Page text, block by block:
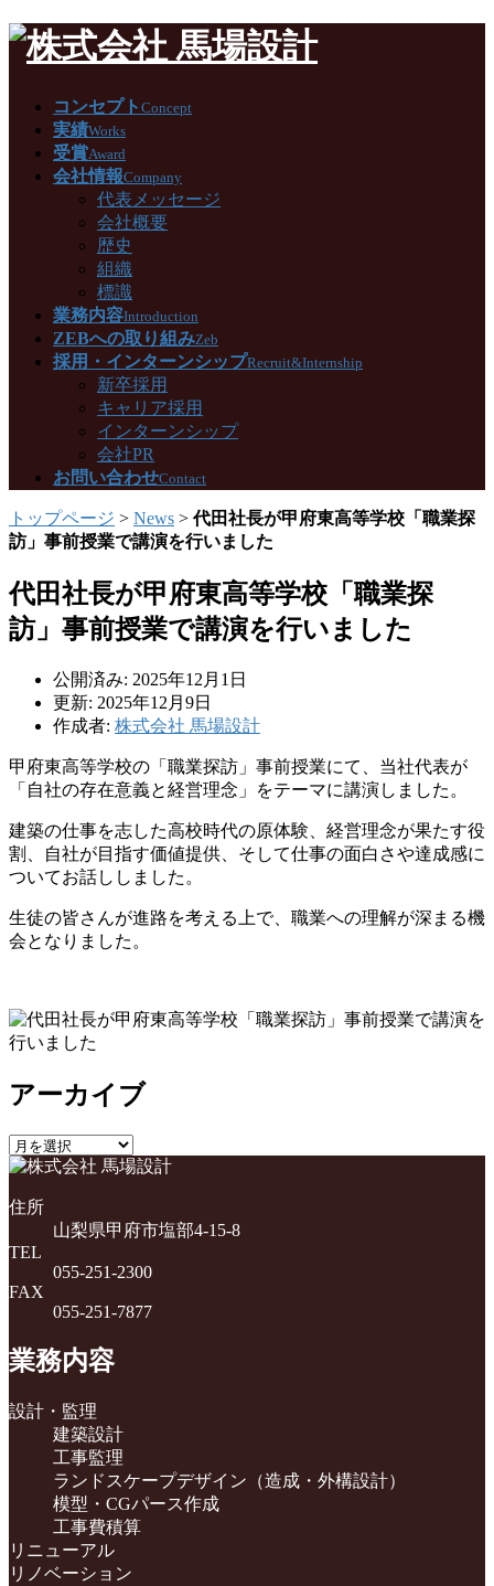
コンセプト Concept
実績Works
受賞Award
会社情報Company
代表メッセージ
会社概要
歴史
組織
標識
業務内容Introduction
ZEBへの取り組みZeb
採用・インターンシップRecruit&Internship
新卒採用
キャリア採用
インターンシップ
会社PR
お問い合わせContact
トップページ > News >代田社長が甲府東高等学校「職業探
訪」事前授業で講演を行いました
代田社長が甲府東高等学校「職業探
訪」事前授業で講演を行いました
公開済み: 2025年12月1日
更新: 2025年12月9日
作成者: 株式会社 馬場設計
甲府東高等学校の「職業探訪」事前授業にて、当社代表が
「自社の存在意義と経営理念」をテーマに講演しました。
建築の仕事を志した高校時代の原体験、経営理念が果たす役
割、自社が目指す価値提供、そして仕事の面白さや達成感に
ついてお話ししました。
生徒の皆さんが進路を考える上で、職業への理解が深まる機
会となりました。
アーカイブ
ア
ー
イ
住所
山梨県甲府市塩部4-15-8
TEL
055-251-2300
FAX
055-251-7877
業務内容
設計・監理
建築設計
工事監理
ランドスケープデザイン（造成・外構設計）
模型・CGパース作成
工事費積算
リニューアル
リノベーション